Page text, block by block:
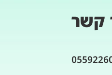
קשר